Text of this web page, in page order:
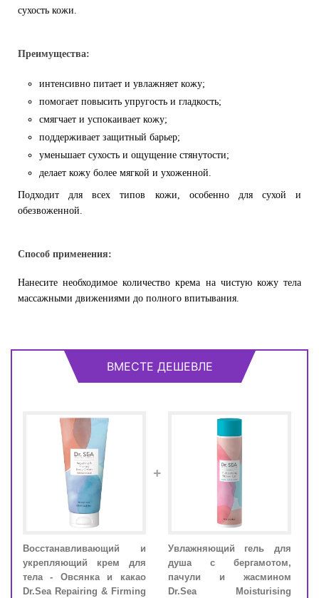
сухость кожи.
Преимущества:
интенсивно питает и увлажняет кожу;
помогает повысить упругость и гладкость;
смягчает и успокаивает кожу;
поддерживает защитный барьер;
уменьшает сухость и ощущение стянутости;
делает кожу более мягкой и ухоженной.
Подходит для всех типов кожи, особенно для сухой и
обезвоженной.
Способ применения:
Нанесите необходимое количество крема на чистую кожу тела
массажными движениями до полного впитывания.
ВМЕСТЕ ДЕШЕВЛЕ
Восстанавливающий и
укрепляющий крем для
тела - Овсянка и какао
Dr.Sea Repairing & Firming
+
Увлажняющий гель для
душа с бергамотом,
пачули и жасмином
Dr.Sea Moisturising